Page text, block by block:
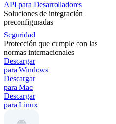
API para Desarrolladores
Soluciones de integración
preconfiguradas
Seguridad
Protección que cumple con las
normas internacionales
Descargar
para Windows
Descargar
para Mac
Descargar
para Linux